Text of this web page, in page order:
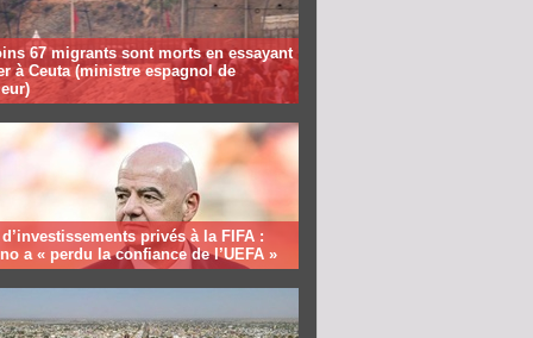
67 migrants sont morts en essayant
à Ceuta (ministre espagnol de
privés à la FIFA :
a « perdu la confiance de l’UEFA »